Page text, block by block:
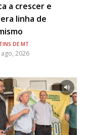
a crescer e
linha de
DE MT
ago, 2026